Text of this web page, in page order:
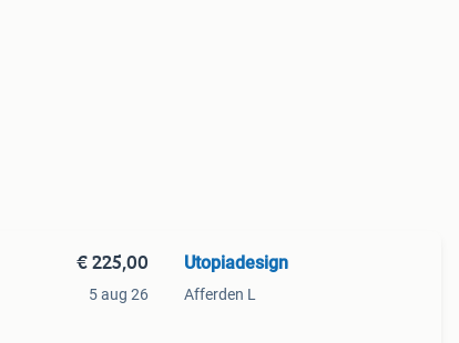
€ 225,00
5 aug 26
Utopiadesign
Afferden L